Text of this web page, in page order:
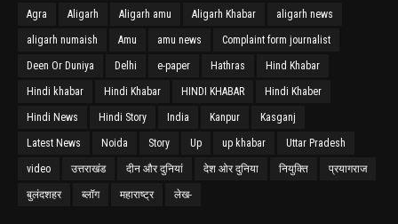
Agra Aligarh Aligarh amu Aligarh Khabar aligarh news
aligarh numaish Amu amu news Complaint form journalist
Deen Or Duniya Delhi e-paper Hathras Hind Khabar
Hindi khabar Hindi Khabar HINDI KHABAR Hindi Khaber
Hindi News Hindi Story India Kanpur Kasganj
Latest News Noida Story Up up khabar Uttar Pradesh
video उत्तराखंड दीन और दुनियां देश ओर दुनिया नियुक्ति प्रयागराज
बुलंदशहर ब्लॉग महाराष्ट्र लेख-